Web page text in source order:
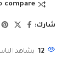
compare
شارك:
12 يشاهد